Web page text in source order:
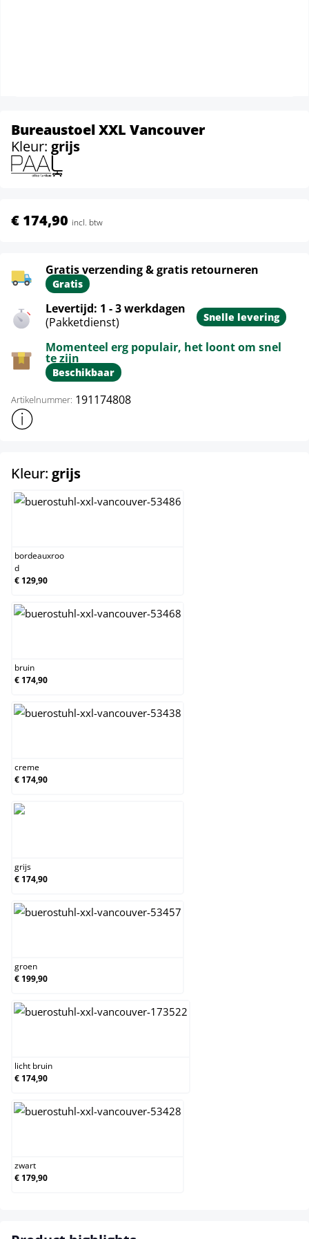
Bureaustoel XXL Vancouver
Kleur: grijs
€ 174,90 incl. btw
Gratis verzending & gratis retourneren
Gratis
Levertijd: 1 - 3 werkdagen
(Pakketdienst)
Snelle levering
Momenteel erg populair, het loont om snel
te zijn
Beschikbaar
Artikelnummer: 191174808
Toon meer productinformatie
Kleur: grijsselect
bordeauxroo
d
€ 129,90
bruin
€ 174,90
creme
€ 174,90
grijs
€ 174,90
groen
€ 199,90
licht bruin
€ 174,90
zwart
€ 179,90